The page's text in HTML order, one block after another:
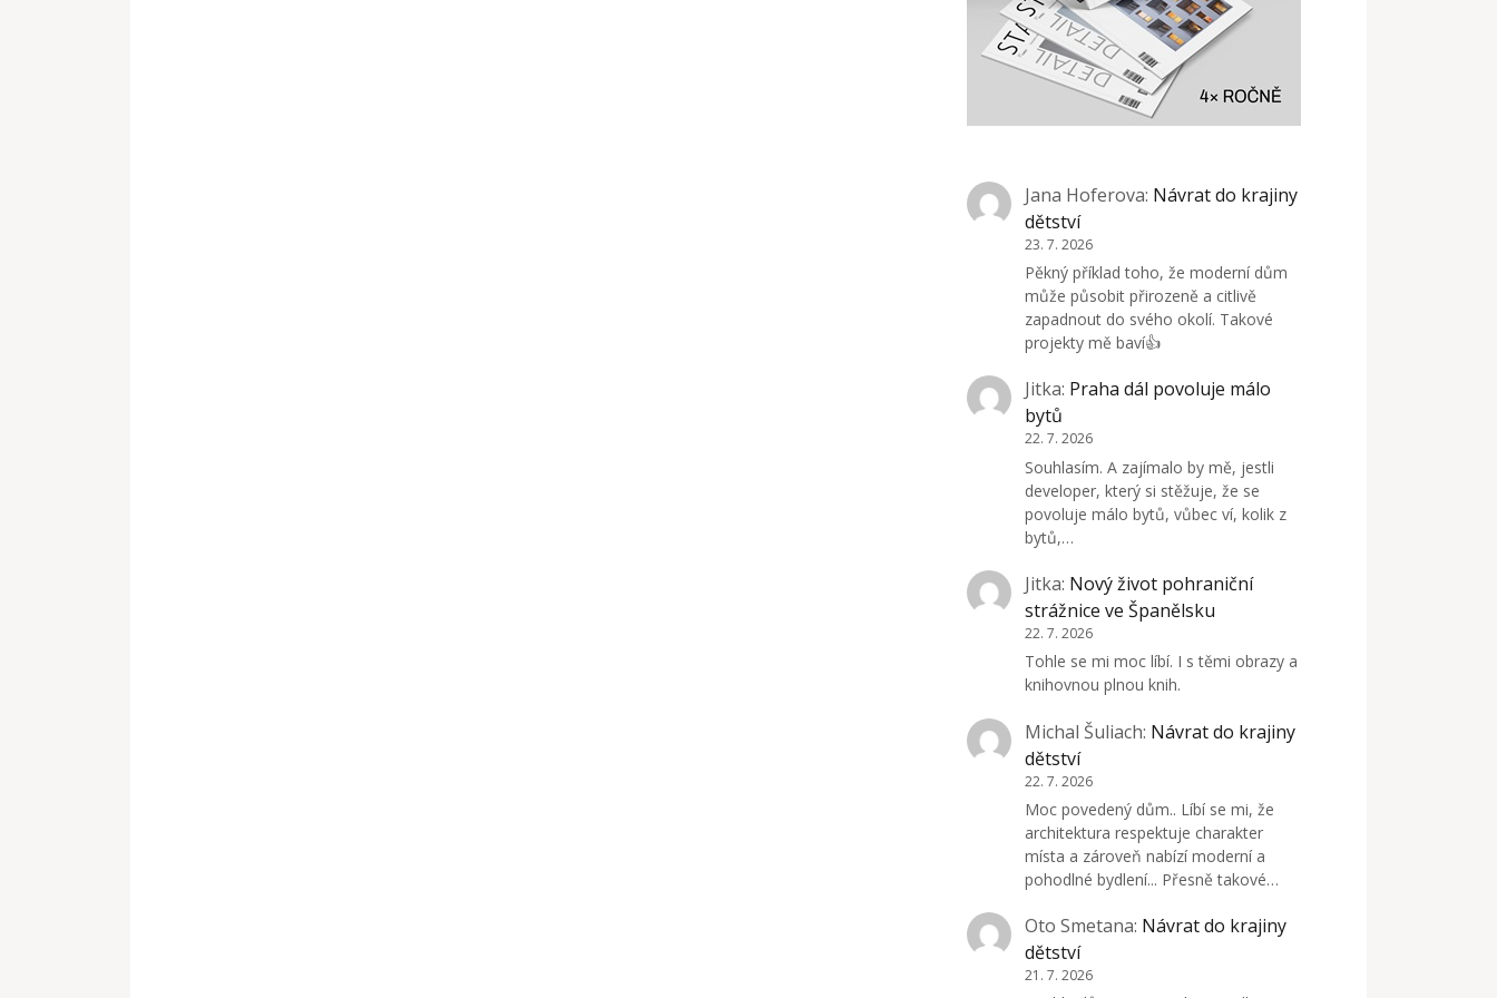
Jana Hoferova: Návrat do krajiny
dětství
23. 7. 2026
Pěkný příklad toho, že moderní dům
může působit přirozeně a citlivě
zapadnout do svého okolí. Takové
projekty mě baví👍
Jitka: Praha dál povoluje málo
bytů
22. 7. 2026
Souhlasím. A zajímalo by mě, jestli
developer, který si stěžuje, že se
povoluje málo bytů, vůbec ví, kolik z
bytů,…
Jitka: Nový život pohraniční
strážnice ve Španělsku
22. 7. 2026
Tohle se mi moc líbí. I s těmi obrazy a
knihovnou plnou knih.
Michal Šuliach: Návrat do krajiny
dětství
22. 7. 2026
Moc povedený dům.. Líbí se mi, že
architektura respektuje charakter
místa a zároveň nabízí moderní a
pohodlné bydlení... Přesně takové…
Oto Smetana: Návrat do krajiny
dětství
21. 7. 2026